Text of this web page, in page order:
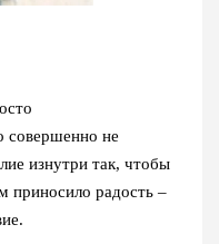
совершенно не
изнутри так, чтобы
приносило радость –